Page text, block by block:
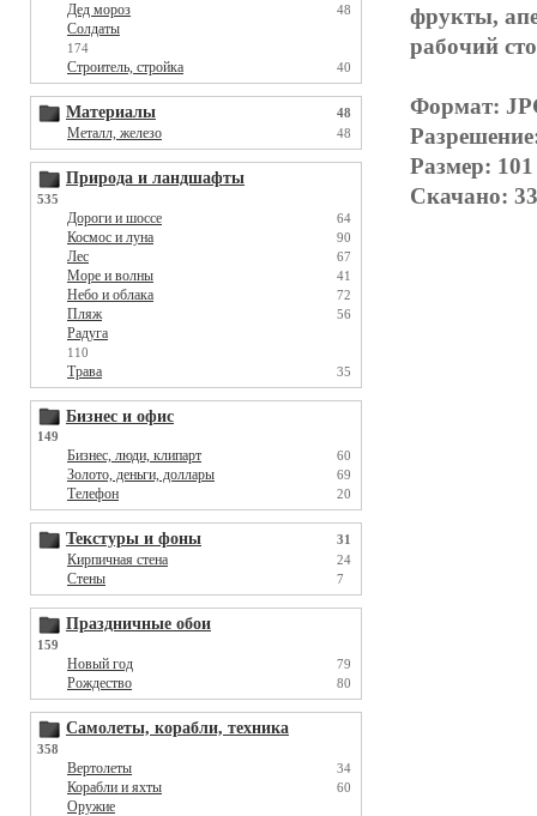
Дед мороз 48
Солдаты
174
Строитель, стройка 40
Материалы 48
Металл, железо 48
Природа и ландшафты
535
Дороги и шоссе 64
Космос и луна 90
Лес 67
Море и волны 41
Небо и облака 72
Пляж 56
Радуга
110
Трава 35
Бизнес и офис
149
Бизнес, люди, клипарт 60
Золото, деньги, доллары 69
Телефон 20
Текстуры и фоны 31
Кирпичная стена 24
Стены 7
Праздничные обои
159
Новый год 79
Рождество 80
Самолеты, корабли, техника
358
Вертолеты 34
Корабли и яхты 60
Оружие
фрукты,
рабочий
Формат:
Размер:
Скачано: